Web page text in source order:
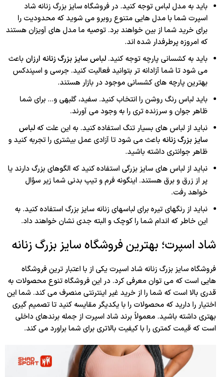
باید به مدل لباس توجه کنید. در فروشگاه سایز بزرگ زنانه شاد
اسپرت شما با مدل هایی متنوع روبرو می شوید که محدودیت را
برای خرید شما از بین خواهند برد. توصیه ما مدل های آویزان هستند
که امروزه پرطرفدار شده اند.
باید به کشسانی پارچه توجه کنید. لباس سایز بزرگ زنانه ارزان باعث
می شود تا شما آزادانه تر بتوانید فعالیت کنید. جرسی و اسپندکس
بهترین پارچه های کشسانی موجود در بازار هستند.
باید لباس رنگ روشن را انتخاب کنید. سفید، گلبهی و... برای شما
ظاهر جوان و سرزنده تری را به وجود می آورند.
نباید از لباس های بسیار تنگ استفاده کنید. به این علت که لباس
سایز بزرگ زنانه باعث می شود تا آزادی عمل بیشتری را تجربه کنید و
ظاهر جوان‎تری داشته باشید.
نباید از لباس های سایز بزرگی استفاده کنید که الگوهای بزرگ دارند یا
پر از زرق و برق هستند. اینگونه فرم و تیپ بدنی شما زیر سؤال
خواهد رفت.
نباید از رنگ‎های تیره برای لباس‎های زنانه سایز بزرگ استفاده کنید. به
این خاطر که اندام شما را کوچک و البته جدی نشان خواهند داد.
شاد اسپرت؛ بهترین فروشگاه سایز بزرگ زنانه
فروشگاه سایز بزرگ زنانه شاد اسپرت یکی از با اعتبار ترین فروشگاه
هایی است که می توان معرفی کرد. در این فروشگاه تنوع محصولات به
قدری بالا است که شما را از خرید غیر اینترنتی منصرف می کند. شما این
اختیار را دارید که محصولات را با یکدیگر مقایسه کنید تا تصمیم گیری
بهتری داشته باشید. معمولاً برند شاد اسپرت از جمله برندهای داخلی
است که قیمت کمتری را با کیفیت بالاتری برای شما براورد می کند.